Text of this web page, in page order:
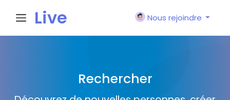
Live
Nous rejoindre
Rechercher